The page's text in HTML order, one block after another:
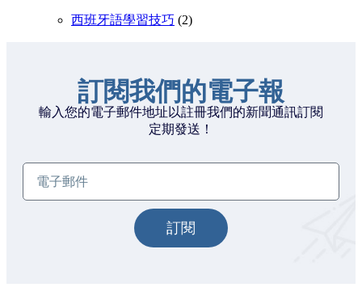
西班牙語學習技巧 (2)
訂閱我們的電子報
輸入您的電子郵件地址以註冊我們的新聞通訊訂閱
定期發送！
訂閱